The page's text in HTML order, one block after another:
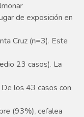
de exposición en
Cruz (n=3). Este
23 casos). La
los 43 casos con
(93%), cefalea